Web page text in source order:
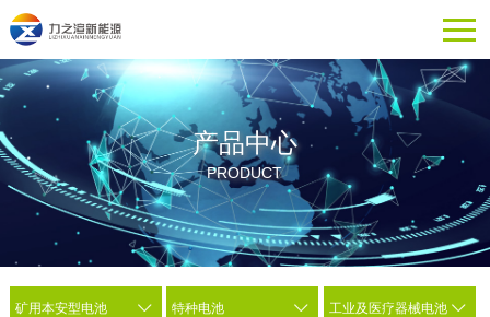
产品中心
PRODUCT
矿用本安型电池 特种电池 工业及医疗器械电池